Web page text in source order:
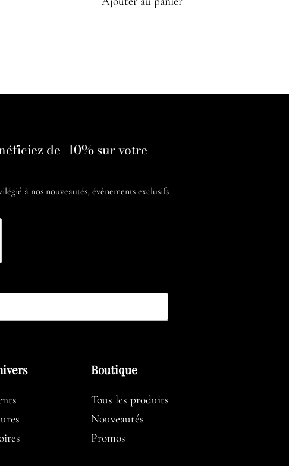
de -10% sur votre
à nos nouveautés, évènements exclusifs
Boutique
Tous les produits
Nouveautés
Promos